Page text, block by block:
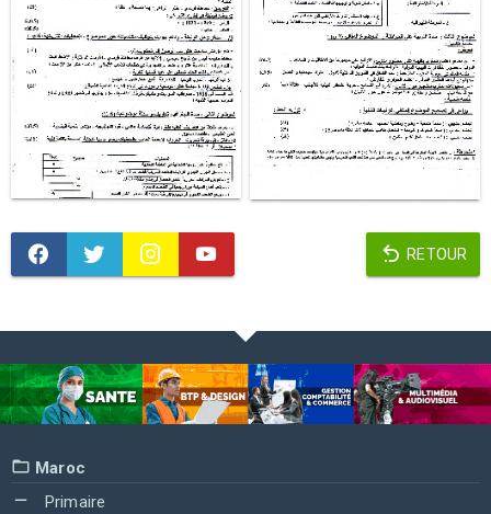
RETOUR
Maroc
Primaire